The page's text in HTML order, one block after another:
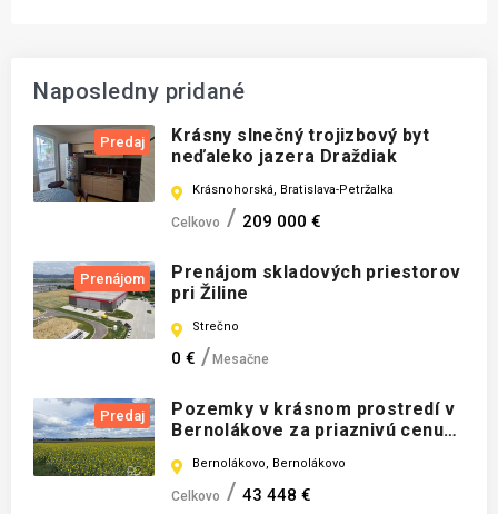
Naposledny pridané
Predaj
Krásny slnečný trojizbový byt
neďaleko jazera Draždiak
Krásnohorská, Bratislava-Petržalka
Celkovo 209 000 €
Prenájom
Prenájom skladových priestorov
pri Žiline
Strečno
0 € Mesačne
Predaj
Pozemky v krásnom prostredí v
Bernolákove za priaznivú cenu
kúpiť aj jednotlivo
Bernolákovo, Bernolákovo
Celkovo 43 448 €